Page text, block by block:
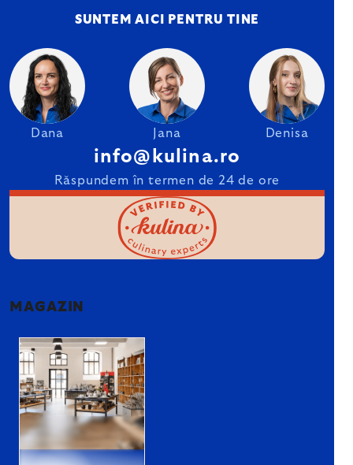
SUNTEM AICI PENTRU TINE
Dana Jana Denisa
info@kulina.ro
Răspundem în termen de 24 de ore
MAGAZIN